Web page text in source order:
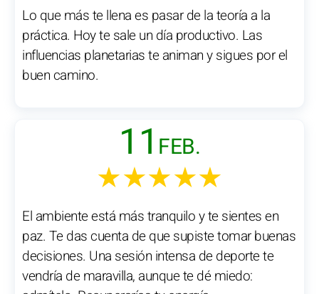
Lo que más te llena es pasar de la teoría a la
práctica. Hoy te sale un día productivo. Las
influencias planetarias te animan y sigues por el
buen camino.
11 FEB.
★★★★★
El ambiente está más tranquilo y te sientes en
paz. Te das cuenta de que supiste tomar buenas
decisiones. Una sesión intensa de deporte te
vendría de maravilla, aunque te dé miedo: